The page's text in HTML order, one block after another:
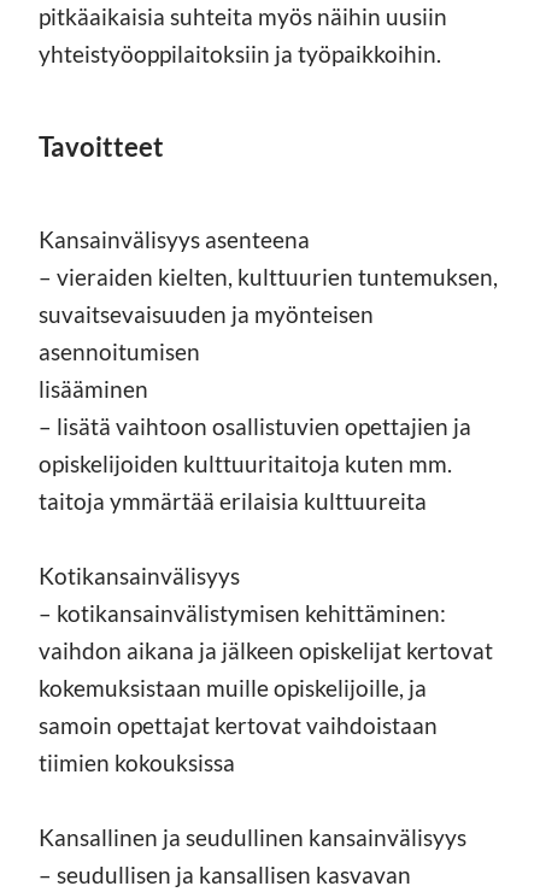
pitkäaikaisia suhteita myös näihin uusiin
yhteistyöoppilaitoksiin ja työpaikkoihin.
Tavoitteet
Kansainvälisyys asenteena
– vieraiden kielten, kulttuurien tuntemuksen,
suvaitsevaisuuden ja myönteisen
asennoitumisen
lisääminen
– lisätä vaihtoon osallistuvien opettajien ja
opiskelijoiden kulttuuritaitoja kuten mm.
taitoja ymmärtää erilaisia kulttuureita
Kotikansainvälisyys
– kotikansainvälistymisen kehittäminen:
vaihdon aikana ja jälkeen opiskelijat kertovat
kokemuksistaan muille opiskelijoille, ja
samoin opettajat kertovat vaihdoistaan
tiimien kokouksissa
Kansallinen ja seudullinen kansainvälisyys
– seudullisen ja kansallisen kasvavan